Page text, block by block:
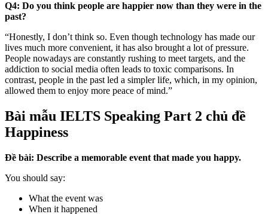
Q4: Do you think people are happier now than they were in the
past?
“Honestly, I don’t think so. Even though technology has made our
lives much more convenient, it has also brought a lot of pressure.
People nowadays are constantly rushing to meet targets, and the
addiction to social media often leads to toxic comparisons. In
contrast, people in the past led a simpler life, which, in my opinion,
allowed them to enjoy more peace of mind.”
Bài mẫu IELTS Speaking Part 2 chủ đề
Happiness
Đề bài: Describe a memorable event that made you happy.
You should say:
What the event was
When it happened